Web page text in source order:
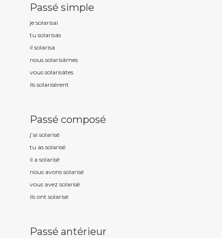
Passé simple
je solarisai
tu solarisas
il solarisa
nous solarisâmes
vous solarisâtes
ils solarisèrent
Passé composé
j'ai solarisé
tu as solarisé
il a solarisé
nous avons solarisé
vous avez solarisé
ils ont solarisé
Passé antérieur